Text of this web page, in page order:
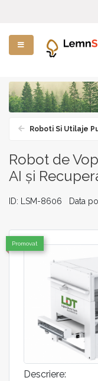
Roboti Si Utilaje
Robot de
AI și
ID: LSM-8606 Data
Promovat
Descriere: